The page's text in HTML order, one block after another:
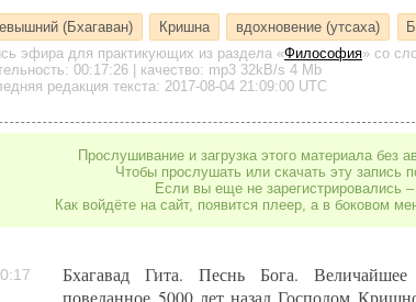
(Бхагаван) Кришна вдохновение (утсаха)
эфира для практикующих из раздела «Философия» со
00:17:26 | качество: mp3 32kB/s 4 Mb
редакция текста: 2017-08-04 21:09:00 UTC
Прослушивание и загрузка этого материала без
Чтобы прослушать или скачать эту запись
Если вы еще не зарегистрировались –
Как войдёте на сайт, появится плеер, а в боковом
Бхагавад Гита. Песнь Бога. Величайшее